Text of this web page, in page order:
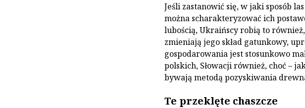
Jeśli zastanowić się, w jaki sposób
można scharakteryzować ich
lubością, Ukraińscy robią to
zmieniają jego skład gatunkowy,
gospodarowania jest stosunkowo
polskich, Słowacji również, choć –
bywają metodą pozyskiwania
Te przeklęte chaszcze